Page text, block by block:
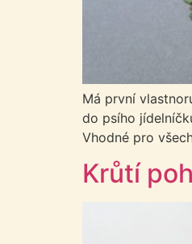
Má první
do psího
Vhodné pro
Krůtí